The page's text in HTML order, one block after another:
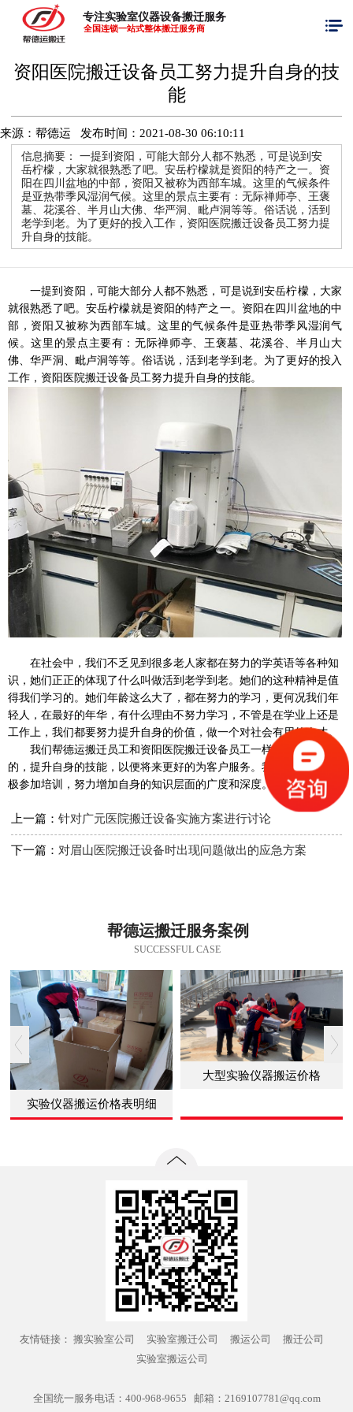
专注实验室仪器设备搬迁服务
全国连锁一站式整体搬迁服务商
资阳医院搬迁设备员工努力提升自身的技
能
来源：帮德运 发布时间： 2021-08-30 06:10:11
信息摘要： 一提到资阳，可能大部分人都不熟悉，可是说到安
岳柠檬，大家就很熟悉了吧。安岳柠檬就是资阳的特产之一。资
阳在四川盆地的中部，资阳又被称为西部车城。这里的气候条件
是亚热带季风湿润气候。这里的景点主要有：无际禅师亭、王褒
墓、花溪谷、半月山大佛、华严洞、毗卢洞等等。俗话说，活到
老学到老。为了更好的投入工作，资阳医院搬迁设备员工努力提
升自身的技能。
一提到资阳，可能大部分人都不熟悉，可是说到安岳柠檬，大家
就很熟悉了吧。安岳柠檬就是资阳的特产之一。资阳在四川盆地的中
部，资阳又被称为西部车城。这里的气候条件是亚热带季风湿润气
候。这里的景点主要有：无际禅师亭、王褒墓、花溪谷、半月山大
佛、华严洞、毗卢洞等等。俗话说，活到老学到老。为了更好的投入
工作，资阳医院搬迁设备员工努力提升自身的技能。
在社会中，我们不乏见到很多老人家都在努力的学英语等各种知
识，她们正正的体现了什么叫做活到老学到老。她们的这种精神是值
得我们学习的。她们年龄这么大了，都在努力的学习，更何况我们年
轻人，在最好的年华，有什么理由不努力学习，不管是在学业上还是
工作上，我们都要努力提升自身的价值，做一个对社会有用的人才。
我们帮德运搬迁员工和资阳医院搬迁设备员工一样，都在努力
的，提升自身的技能，以便将来更好的为客户服务。我们平时也多积
极参加培训，努力增加自身的知识层面的广度和深度。
上一篇： 针对广元医院搬迁设备实施方案进行讨论
下一篇： 对眉山医院搬迁设备时出现问题做出的应急方案
帮德运搬迁服务案例
SUCCESSFUL CASE
实验仪器搬运价格表明细
大型实验仪器搬运价格
友情链接： 搬实验室公司 实验室搬迁公司 搬运公司
搬迁公司
实验室搬运公司
全国统一服务电话：400-968-9655 邮箱：2169107781@qq.com